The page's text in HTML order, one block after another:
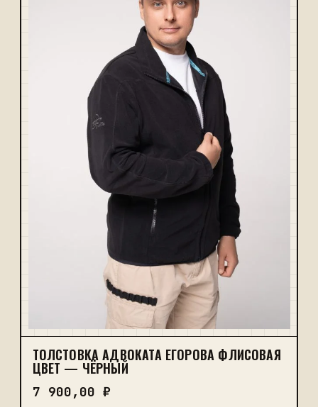
ТОЛСТОВКА АДВОКАТА ЕГОРОВА ФЛИСОВАЯ
ЦВЕТ — ЧЁРНЫЙ
7 900,00 ₽